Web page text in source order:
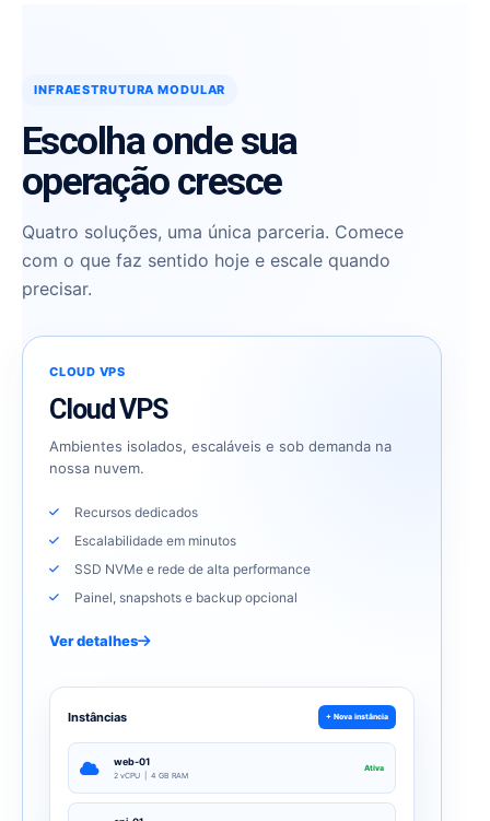
INFRAESTRUTURA MODULAR
Escolha onde sua
operação cresce
Quatro soluções, uma única parceria. Comece
com o que faz sentido hoje e escale quando
precisar.
CLOUD VPS
Cloud VPS
Ambientes isolados, escaláveis e sob demanda na
nossa nuvem.
Recursos dedicados
Escalabilidade em minutos
SSD NVMe e rede de alta performance
Painel, snapshots e backup opcional
Ver detalhes
Instâncias + Nova instância
web-01
2 vCPU | 4 GB RAM
Ativa